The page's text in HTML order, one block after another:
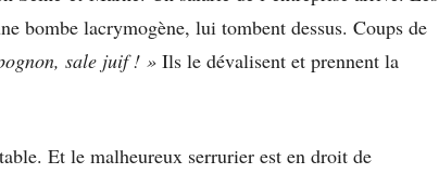
bombe lacrymogène, lui tombent dessus. Coups de
sale juif ! » Ils le dévalisent et prennent la
Et le malheureux serrurier est en droit de